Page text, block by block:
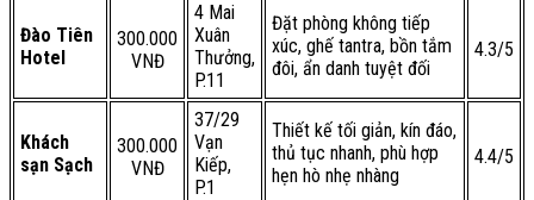
Đào Tiên
Hotel
300.000
VNĐ
4 Mai
Xuân
Thưởng,
P.11
Đặt phòng không tiếp
xúc, ghế tantra, bồn tắm
đôi, ẩn danh tuyệt đối
4.3/5
Khách
sạn Sạch
300.000
VNĐ
37/29
Vạn
Kiếp,
P.1
Thiết kế tối giản, kín đáo,
thủ tục nhanh, phù hợp
hẹn hò nhẹ nhàng
4.4/5